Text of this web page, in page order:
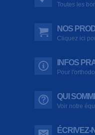
Toutes les
NOS
Cliquez ici
INFOS
Pour
QUI
Voir notre
ÉCRIVEZ-